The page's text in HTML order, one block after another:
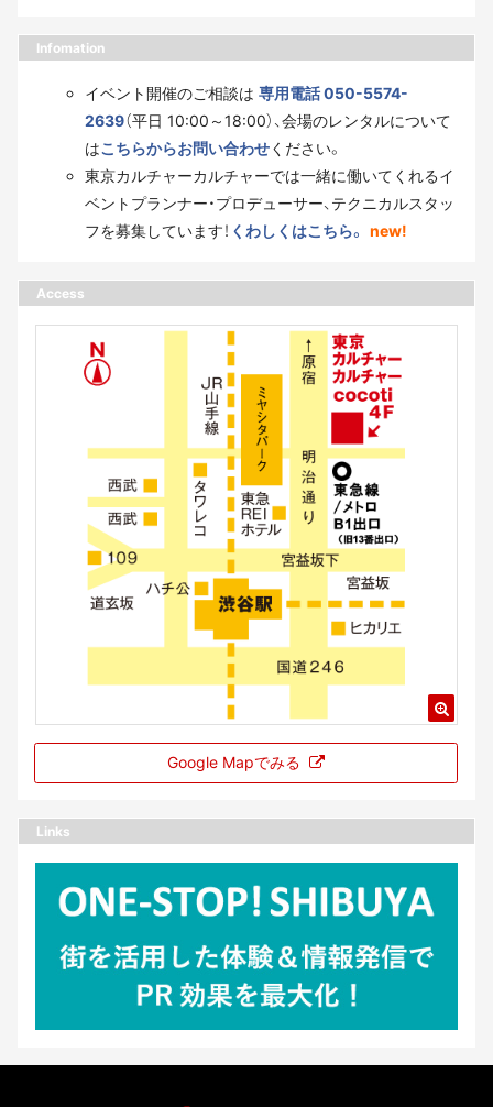
Infomation
イベント開催のご相談は 専用電話 050-5574-
2639（平日 10:00～18:00）、会場のレンタルについて
はこちらからお問い合わせください。
東京カルチャーカルチャーでは一緒に働いてくれるイ
ベントプランナー・プロデューサー、テクニカルスタッ
フを募集しています！ くわしくはこちら。 new!
Access
Google Mapでみる
Links